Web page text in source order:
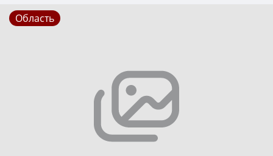
Область